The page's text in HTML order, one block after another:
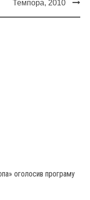
Темпора, 2010
оголосив програму